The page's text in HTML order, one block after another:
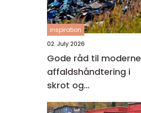
inspiration
02. July 2026
Gode råd til moderne
affaldshåndtering i
skrot og
affaldsbranchen